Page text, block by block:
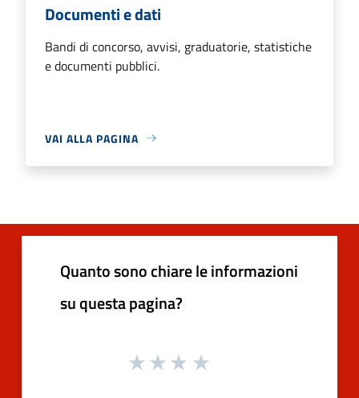
Documenti e dati
Bandi di concorso, avvisi, graduatorie, statistiche
e documenti pubblici.
VAI ALLA PAGINA
Quanto sono chiare le informazioni
su questa pagina?